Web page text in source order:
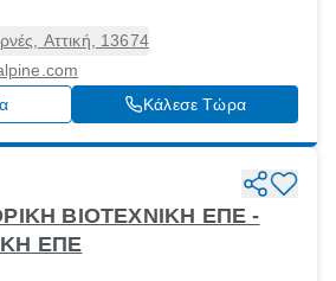
Αττική, 13674
Κάλεσε Τώρα
ΒΙΟΤΕΧΝΙΚΗ ΕΠΕ -
ΕΠΕ